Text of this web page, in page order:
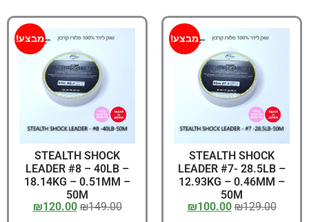
מבצע!
STEALTH SHOCK
LEADER #7- 28.5LB –
12.93KG – 0.46MM –
50M
₪129.00
₪100.00
מבצע!
STEALTH SHOCK
LEADER #8 – 40LB –
18.14KG – 0.51MM –
50M
₪149.00
₪120.00